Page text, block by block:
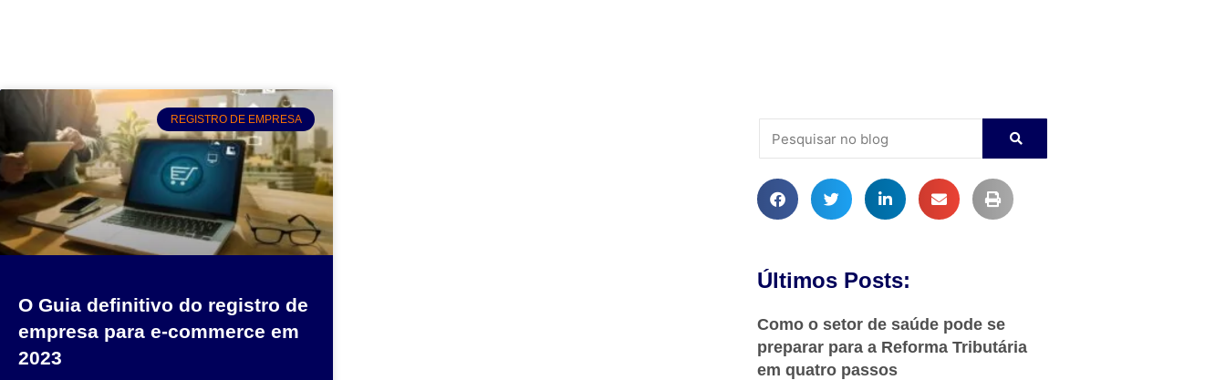
REGISTRO DE EMPRESA
O Guia definitivo do registro de
empresa para e-commerce em
2023
Últimos Posts:
Como o setor de saúde pode se
preparar para a Reforma Tributária
em quatro passos